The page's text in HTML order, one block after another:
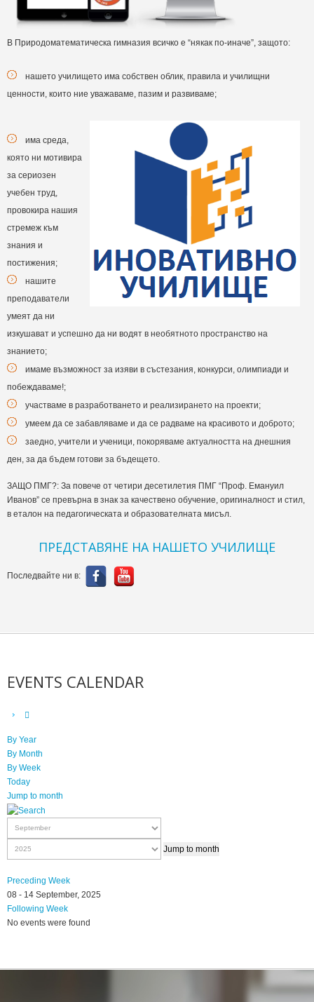
В Природоматематическа гимназия всичко е “някак по-иначе”, защото:
нашето училището има собствен облик, правила и училищни
ценности, които ние уважаваме, пазим и развиваме;
има среда,
която ни мотивира
за сериозен
учебен труд,
провокира нашия
стремеж към
знания и
постижения;
нашите
преподаватели
умеят да ни
изкушават и успешно да ни водят в необятното пространство на
знанието;
имаме възможност за изяви в състезания, конкурси, олимпиади и
побеждаваме!;
участваме в разработването и реализирането на проекти;
умеем да се забавляваме и да се радваме на красивото и доброто;
заедно, учители и ученици, покоряваме актуалността на днешния
ден, за да бъдем готови за бъдещето.
ЗАЩО ПМГ?: За повече от четири десетилетия ПМГ “Проф. Емануил
Иванов” се превърна в знак за качествено обучение, оригиналност и стил,
в еталон на педагогическата и образователната мисъл.
ПРЕДСТАВЯНЕ НА НАШЕТО УЧИЛИЩЕ
Последвайте ни в:
EVENTS CALENDAR
By Year
By Month
By Week
Today
Jump to month
Jump to month
Preceding Week
08 - 14 September, 2025
Following Week
No events were found